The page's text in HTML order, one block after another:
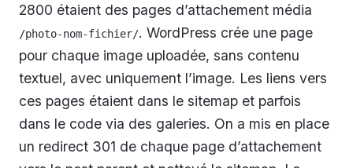
2800 étaient des pages d’attachement média
/photo-nom-fichier/. WordPress crée une page
pour chaque image uploadée, sans contenu
textuel, avec uniquement l’image. Les liens vers
ces pages étaient dans le sitemap et parfois
dans le code via des galeries. On a mis en place
un redirect 301 de chaque page d’attachement